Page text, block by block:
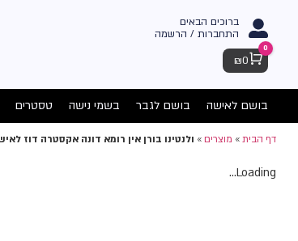
ברוכים הבאים
התחברות / הרשמה
Cart
0
₪0
בושם לאישה בושם לגבר בשמי נישה טסטרים
דף הבית» מוצרים» ולנטינו בורן אין רומא דונה אקסטרה דוז לאישה
Loading...